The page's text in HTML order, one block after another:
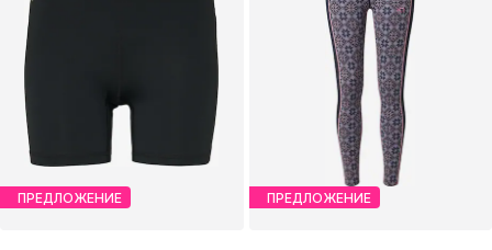
ПРЕДЛОЖЕНИЕ ПРЕДЛОЖЕНИЕ